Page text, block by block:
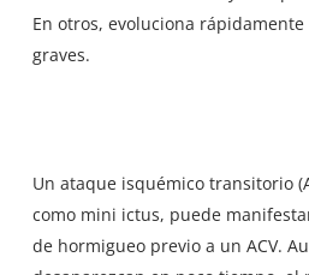
En otros, evoluciona
graves.
Un ataque isquémico transitorio
como mini ictus, puede
de hormigueo previo a un ACV.